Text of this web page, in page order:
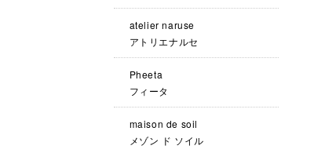
atelier naruse
アトリエナルセ
Pheeta
フィータ
maison de soil
メゾン ド ソイル